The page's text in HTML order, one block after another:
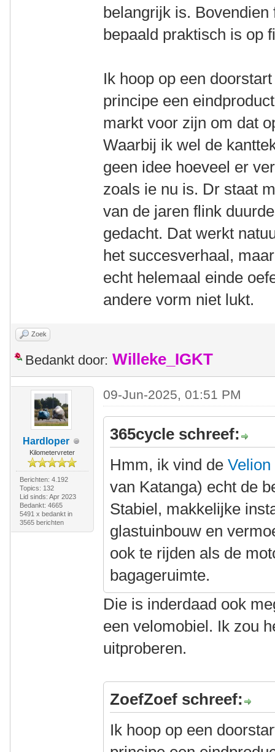
belangrijk is.
bepaald praktisch is op
Ik hoop op een
principe een
markt voor zijn om dat
Waarbij ik wel de
geen idee hoeveel er
zoals ie nu is. Dr staat
van de jaren flink
gedacht. Dat werkt
het succesverhaal,
echt helemaal einde
andere vorm niet lukt.
Zoek
Bedankt door: Willeke_IGKT
Hardloper
Kilometervreter
Berichten: 4.192
Topics: 132
Lid sinds: Apr 2023
Bedankt: 4665
5491 x bedankt in
3565 berichten
09-Jun-2025, 01:51 PM
365cycle schreef:
Hmm, ik vind deVelion
van Katanga) echt de
Stabiel, makkelijke
glastuinbouw en
ook te rijden als de
bagageruimte.
Die is inderdaad ook
een velomobiel. Ik zou
uitproberen.
ZoefZoef schreef:
Ik hoop op een